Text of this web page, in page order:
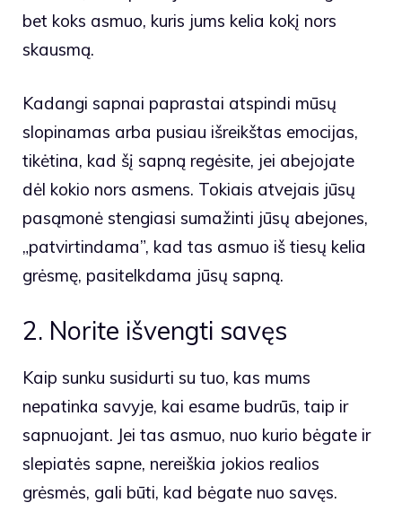
bet koks asmuo, kuris jums kelia kokį nors
skausmą.
Kadangi sapnai paprastai atspindi mūsų
slopinamas arba pusiau išreikštas emocijas,
tikėtina, kad šį sapną regėsite, jei abejojate
dėl kokio nors asmens. Tokiais atvejais jūsų
pasąmonė stengiasi sumažinti jūsų abejones,
„patvirtindama”, kad tas asmuo iš tiesų kelia
grėsmę, pasitelkdama jūsų sapną.
2. Norite išvengti savęs
Kaip sunku susidurti su tuo, kas mums
nepatinka savyje, kai esame budrūs, taip ir
sapnuojant. Jei tas asmuo, nuo kurio bėgate ir
slepiatės sapne, nereiškia jokios realios
grėsmės, gali būti, kad bėgate nuo savęs.